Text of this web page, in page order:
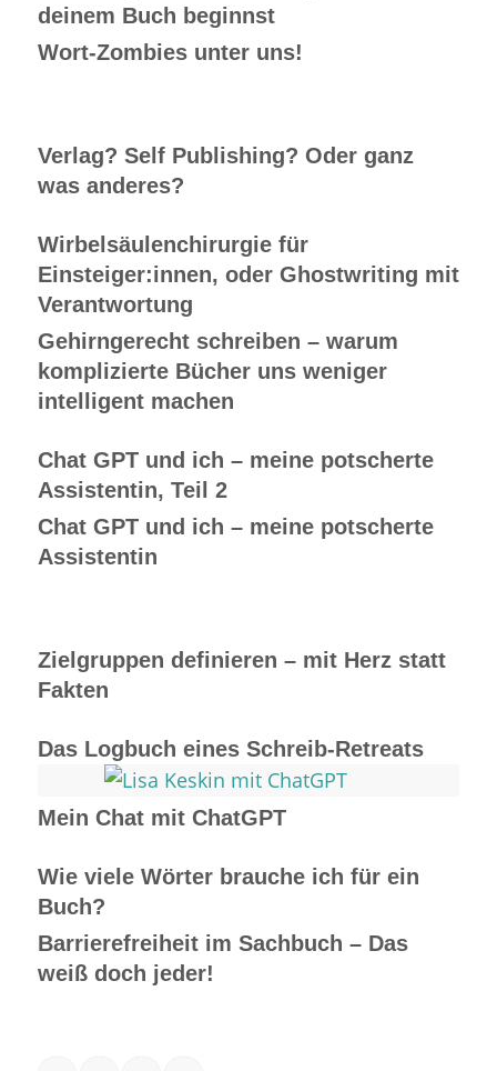
deinem Buch beginnst
Wort-Zombies unter uns!
Verlag? Self Publishing? Oder ganz
was anderes?
Wirbelsäulenchirurgie für
Einsteiger:innen, oder Ghostwriting mit
Verantwortung
Gehirngerecht schreiben – warum
komplizierte Bücher uns weniger
intelligent machen
Chat GPT und ich – meine potscherte
Assistentin, Teil 2
Chat GPT und ich – meine potscherte
Assistentin
Zielgruppen definieren – mit Herz statt
Fakten
Das Logbuch eines Schreib-Retreats
Mein Chat mit ChatGPT
Wie viele Wörter brauche ich für ein
Buch?
Barrierefreiheit im Sachbuch – Das
weiß doch jeder!